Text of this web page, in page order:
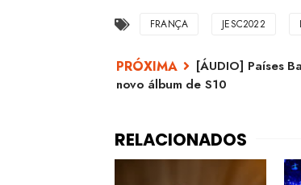
FRANÇA JESC2022
[ÁUDIO] Países
novo álbum de S10